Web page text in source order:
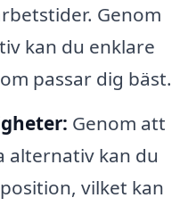
Genom
kan du enklare
passar dig bäst.
Genom att
alternativ kan du
vilket kan